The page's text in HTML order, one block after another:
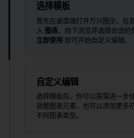
选择模板
首先在桌面端打开万兴图示，在
入 图表，向下浏览并选择合适
立即使用 即可开始自定义编辑。
自定义编辑
选择模板后，你可以按需进一步
调整图表元素，也可以添加更多
不同图表类型。